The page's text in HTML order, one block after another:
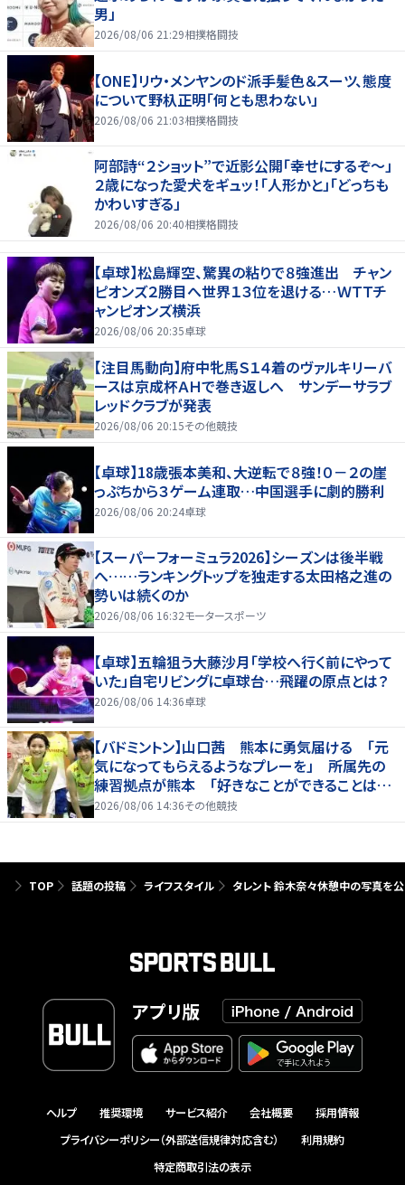
男」
2026/08/06 21:29相撲格闘技
【ONE】リウ・メンヤンのド派手髪色＆スーツ、態度
について野杁正明「何とも思わない」
2026/08/06 21:03相撲格闘技
阿部詩“２ショット”で近影公開「幸せにするぞ〜」
２歳になった愛犬をギュッ！「人形かと」「どっちも
かわいすぎる」
2026/08/06 20:40相撲格闘技
【卓球】松島輝空、驚異の粘りで８強進出 チャン
ピオンズ２勝目へ世界１３位を退ける…ＷＴＴチ
ャンピオンズ横浜
2026/08/06 20:35卓球
【注目馬動向】府中牝馬Ｓ１４着のヴァルキリーバ
ースは京成杯ＡＨで巻き返しへ サンデーサラブ
レッドクラブが発表
2026/08/06 20:15その他競技
【卓球】18歳張本美和、大逆転で８強！０－２の崖
っぷちから３ゲーム連取…中国選手に劇的勝利
2026/08/06 20:24卓球
【スーパーフォーミュラ2026】シーズンは後半戦
へ……ランキングトップを独走する太田格之進の
勢いは続くのか
2026/08/06 16:32モータースポーツ
【卓球】五輪狙う大藤沙月「学校へ行く前にやって
いた」自宅リビングに卓球台…飛躍の原点とは？
2026/08/06 14:36卓球
【バドミントン】山口茜 熊本に勇気届ける 「元
気になってもらえるようなプレーを」 所属先の
練習拠点が熊本 「好きなことができることは当
たり前じゃない」
2026/08/06 14:36その他競技
TOP 話題の投稿 ライフスタイル タレント 鈴木奈々休憩中の写真を公
アプリ版
ヘルプ 推奨環境 サービス紹介 会社概要
採用情報
プライバシーポリシー（外部送信規律対応含む）
利用規約
特定商取引法の表示